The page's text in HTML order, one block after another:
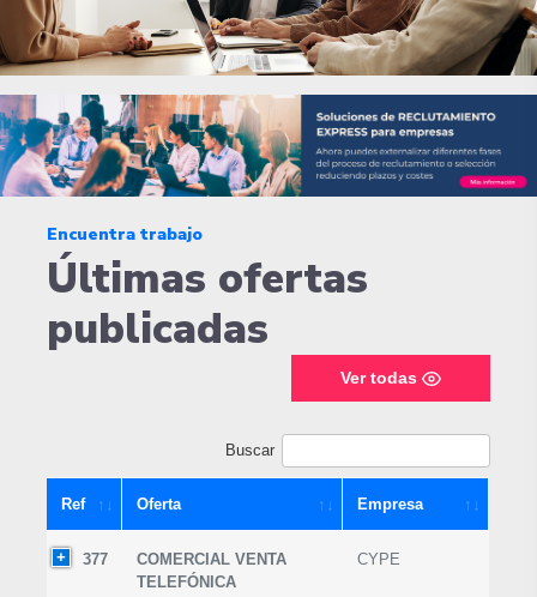
Encuentra trabajo
Últimas ofertas
publicadas
Ver todas
Buscar
Ref Oferta Empresa
377
COMERCIAL VENTA
TELEFÓNICA
CYPE